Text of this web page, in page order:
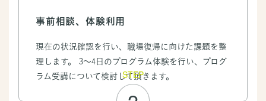
事前相談、体験利用
現在の状況確認を行い、職場復帰に向けた課題を整
理します。 3～4日のプログラム体験を行い、プログ
ラム受講について検討して頂きます。
STEP